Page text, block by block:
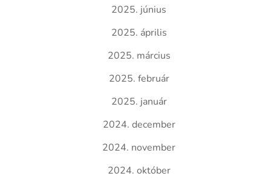
2025. június
2025. április
2025. március
2025. február
2025. január
2024. december
2024. november
2024. október